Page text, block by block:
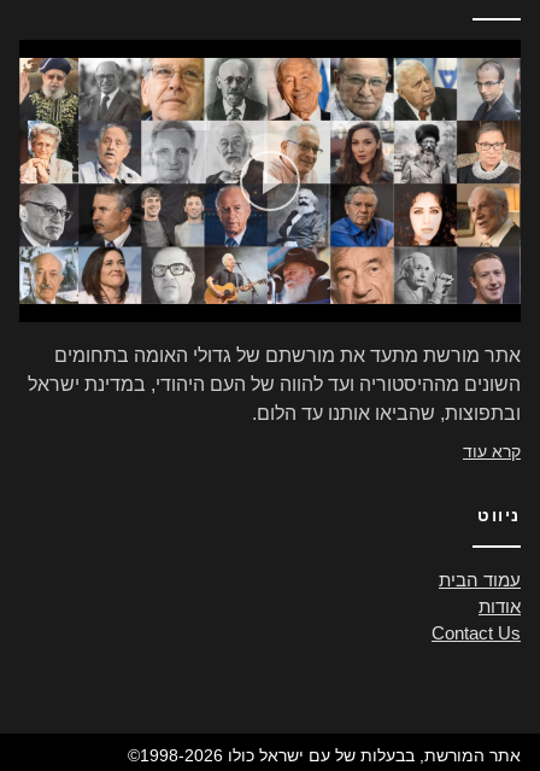
אתר מורשת מתעד את מורשתם של גדולי האומה בתחומים
השונים מההיסטוריה ועד להווה של העם היהודי, במדינת ישראל
ובתפוצות, שהביאו אותנו עד הלום.
קרא עוד
ניווט
עמוד הבית
אודות
Contact Us
©1998-2026 אתר המורשת, בבעלות של עם ישראל כולו